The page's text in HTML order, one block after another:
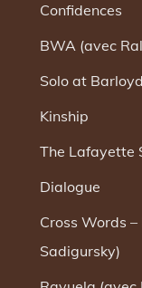
Confidences
BWA (avec
Solo at
Kinship
The Lafayette
Dialogue
Cross Words
Sadigursky)